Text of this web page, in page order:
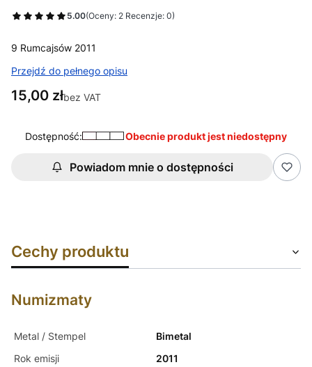
5.00(Oceny: 2 Recenzje: 0)
9 Rumcajsów 2011
Przejdź do pełnego opisu
Cena
15,00 złbez VAT
Dostępność: Obecnie produkt jest niedostępny
Powiadom mnie o dostępności
Cechy produktu
Numizmaty
Metal / Stempel
Bimetal
Rok emisji
2011